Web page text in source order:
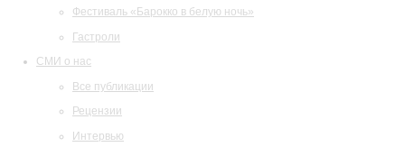
Фестиваль «Барокко в белую ночь»
Гастроли
СМИ о нас
Все публикации
Рецензии
Интервью